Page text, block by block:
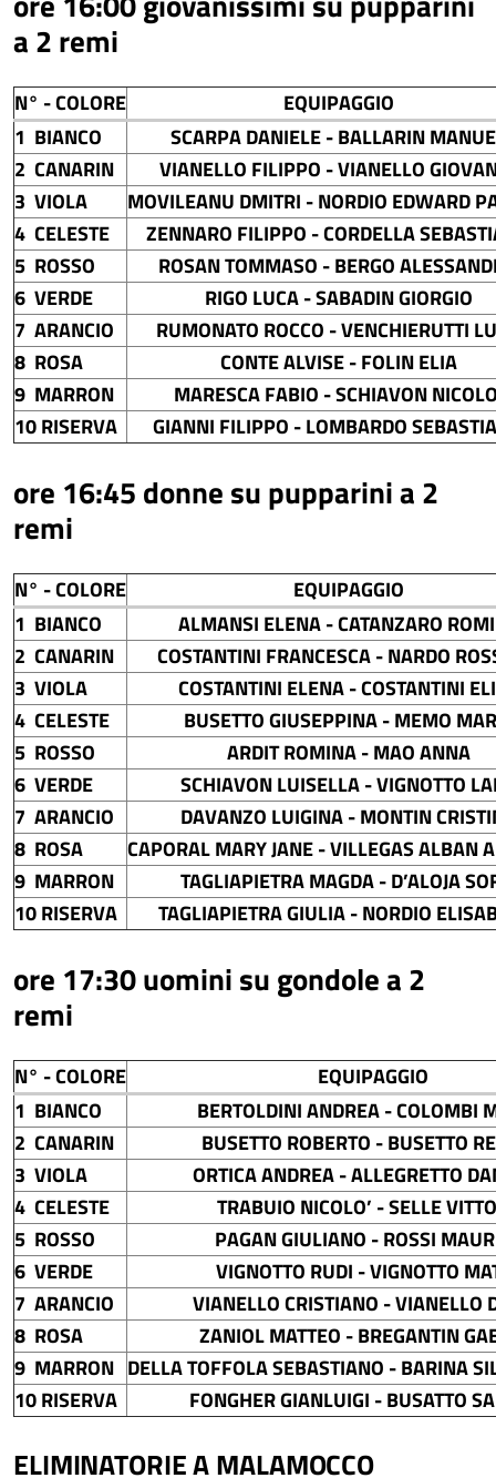
a 2 remi
N° - COLORE
EQUIPAGGIO
1 BIANCO
SCARPA DANIELE - BALLARIN
2 CANARIN
VIANELLO FILIPPO - VIANELLO
3 VIOLA
MOVILEANU DMITRI - NORDIO EDWARD
4 CELESTE
ZENNARO FILIPPO - CORDELLA
5 ROSSO
ROSAN TOMMASO - BERGO
6 VERDE
RIGO LUCA - SABADIN GIORGIO
7 ARANCIO
RUMONATO ROCCO - VENCHIERUTTI
8 ROSA
CONTE ALVISE - FOLIN ELIA
9 MARRON
MARESCA FABIO - SCHIAVON
10 RISERVA
GIANNI FILIPPO - LOMBARDO
ore 16:45 donne su pupparini a 2
remi
N° - COLORE
EQUIPAGGIO
1 BIANCO
ALMANSI ELENA - CATANZARO
2 CANARIN
COSTANTINI FRANCESCA - NARDO
3 VIOLA
COSTANTINI ELENA - COSTANTINI
4 CELESTE
BUSETTO GIUSEPPINA - MEMO
5 ROSSO
ARDIT ROMINA - MAO ANNA
6 VERDE
SCHIAVON LUISELLA - VIGNOTTO
7 ARANCIO
DAVANZO LUIGINA - MONTIN
8 ROSA
CAPORAL MARY JANE - VILLEGAS ALBAN
9 MARRON
TAGLIAPIETRA MAGDA - D’ALOJA
10 RISERVA
TAGLIAPIETRA GIULIA - NORDIO
ore 17:30 uomini su gondole a 2
remi
N° - COLORE
1 BIANCO
BERTOLDINI ANDREA - COLOMBI
2 CANARIN
BUSETTO ROBERTO - BUSETTO
3 VIOLA
ORTICA ANDREA - ALLEGRETTO
4 CELESTE
TRABUIO NICOLO’ - SELLE
5 ROSSO
PAGAN GIULIANO - ROSSI
6 VERDE
VIGNOTTO RUDI - VIGNOTTO
7 ARANCIO
VIANELLO CRISTIANO - VIANELLO
8 ROSA
ZANIOL MATTEO - BREGANTIN
9 MARRON DELLA TOFFOLA SEBASTIANO - BARINA
10 RISERVA
FONGHER GIANLUIGI - BUSATTO
ELIMINATORIE A MALAMOCCO